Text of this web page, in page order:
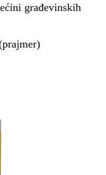
građevinskih